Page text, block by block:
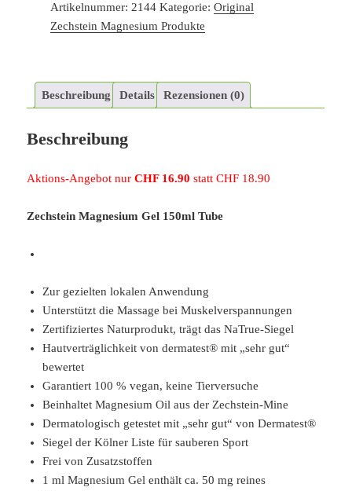
150ml
Menge
Artikelnummer: 2144 Kategorie: Original
Zechstein Magnesium Produkte
Beschreibung Details Rezensionen (0)
Beschreibung
Aktions-Angebot nurCHF 16.90 statt CHF 18.90
Zechstein Magnesium Gel 150ml Tube
Zur gezielten lokalen Anwendung
Unterstützt die Massage bei Muskelverspannungen
Zertifiziertes Naturprodukt, trägt das NaTrue-Siegel
Hautverträglichkeit von dermatest® mit „sehr gut“
bewertet
Garantiert 100 % vegan, keine Tierversuche
Beinhaltet Magnesium Oil aus der Zechstein-Mine
Dermatologisch getestet mit „sehr gut“ von Dermatest®
Siegel der Kölner Liste für sauberen Sport
Frei von Zusatzstoffen
1 ml Magnesium Gel enthält ca. 50 mg reines